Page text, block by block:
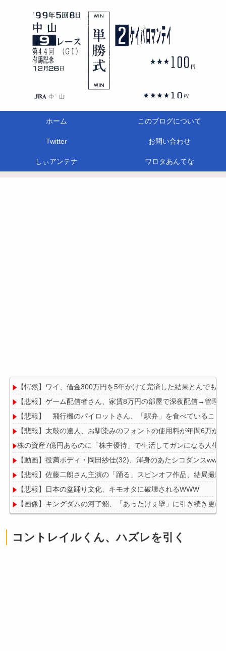
ホーム このブログについて
Twitter お問い合わせ
しぃアンテナ ワロタあんてな
【愕然】ワイ、借金300万円を5年かけて完済した結果とんでも
【悲報】ゲーム配信者さん、家賃8万円の部屋で深夜配信→管理
【悲報】 飛行機のパイロットさん、「駅弁」を食べているこ
【悲報】太鼓の達人、お馴染みのフォントの使用料が年間6万か
株の資産7億円あるのに「株主優待」で生活してガンになる人生
【動画】役満ボディ・岡田紗佳(32)、渾身のあたシコダンス
【悲報】佐藤二朗さん主演の「踊る」スピンオフ作品、結局撮
【悲報】日本の盆踊り文化、キモオタに破壊されるWWW
【画像】キングダムの河了貂、「あったけぇ壁」に引き続き更
コントレイルくん、ハズレを引く